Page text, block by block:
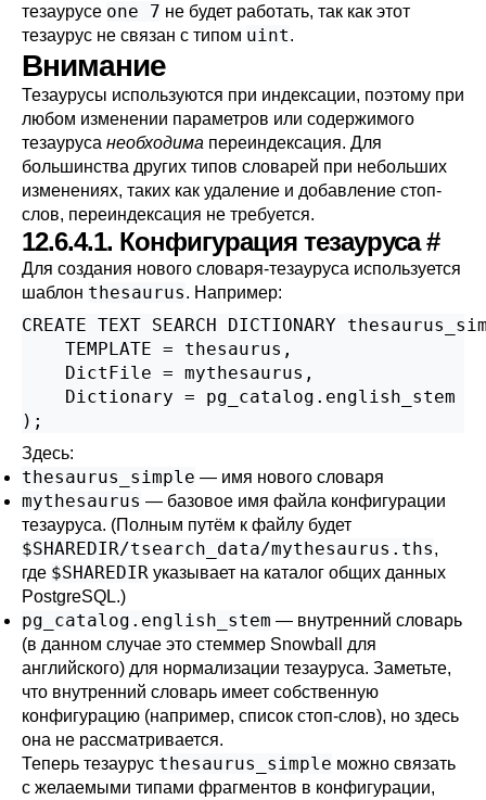
тезаурусе one 7 не будет работать, так как этот
тезаурус не связан с типом uint.
Внимание
Тезаурусы используются при индексации, поэтому при
любом изменении параметров или содержимого
тезауруса необходима переиндексация. Для
большинства других типов словарей при небольших
изменениях, таких как удаление и добавление стоп-
слов, переиндексация не требуется.
12.6.4.1. Конфигурация тезауруса#
Для создания нового словаря-тезауруса используется
шаблон thesaurus. Например:
CREATE TEXT SEARCH DICTIONARY
    TEMPLATE = thesaurus,
    DictFile = mythesaurus,
    Dictionary = pg_catalog.english_stem
);
Здесь:
thesaurus_simple — имя нового словаря
mythesaurus — базовое имя файла конфигурации
тезауруса. (Полным путём к файлу будет
$SHAREDIR/tsearch_data/mythesaurus.ths,
где $SHAREDIR указывает на каталог общих данных
PostgreSQL.)
pg_catalog.english_stem — внутренний словарь
(в данном случае это стеммер Snowball для
английского) для нормализации тезауруса. Заметьте,
что внутренний словарь имеет собственную
конфигурацию (например, список стоп-слов), но здесь
она не рассматривается.
Теперь тезаурус thesaurus_simple можно связать
с желаемыми типами фрагментов в конфигурации,